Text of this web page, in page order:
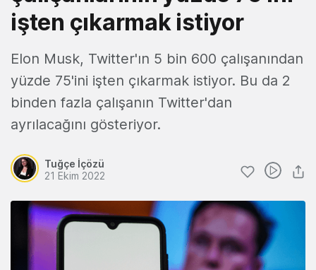
işten çıkarmak istiyor
Elon Musk, Twitter'ın 5 bin 600 çalışanından
yüzde 75'ini işten çıkarmak istiyor. Bu da 2
binden fazla çalışanın Twitter'dan
ayrılacağını gösteriyor.
Tuğçe İçözü
21 Ekim 2022